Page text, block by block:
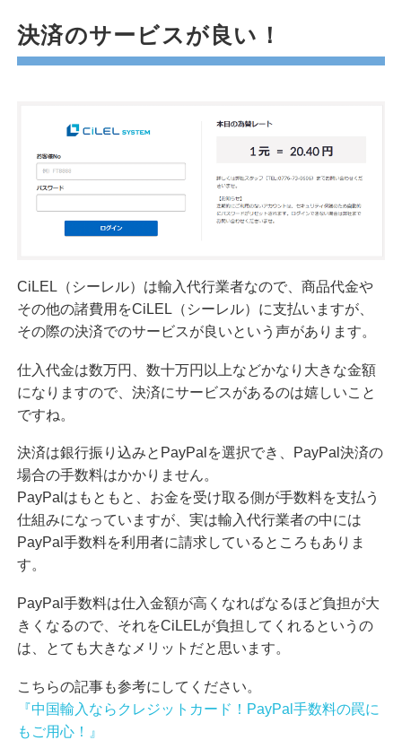
決済のサービスが良い！
CiLEL（シーレル）は輸入代行業者なので、商品代金や
その他の諸費用をCiLEL（シーレル）に支払いますが、
その際の決済でのサービスが良いという声があります。
仕入代金は数万円、数十万円以上などかなり大きな金額
になりますので、決済にサービスがあるのは嬉しいこと
ですね。
決済は銀行振り込みとPayPalを選択でき、PayPal決済の
場合の手数料はかかりません。
PayPalはもともと、お金を受け取る側が手数料を支払う
仕組みになっていますが、実は輸入代行業者の中には
PayPal手数料を利用者に請求しているところもありま
す。
PayPal手数料は仕入金額が高くなればなるほど負担が大
きくなるので、それをCiLELが負担してくれるというの
は、とても大きなメリットだと思います。
こちらの記事も参考にしてください。
『中国輸入ならクレジットカード！PayPal手数料の罠に
もご用心！』